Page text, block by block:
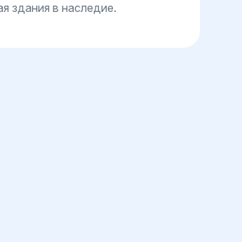
здания в наследие.